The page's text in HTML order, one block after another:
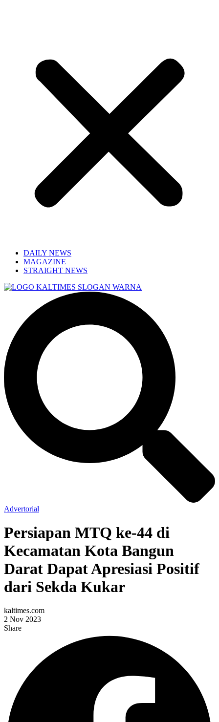
DAILY NEWS
MAGAZINE
STRAIGHT NEWS
Advertorial
Persiapan MTQ ke-44 di
Kecamatan Kota Bangun
Darat Dapat Apresiasi Positif
dari Sekda Kukar
kaltimes.com
2 Nov 2023
Share